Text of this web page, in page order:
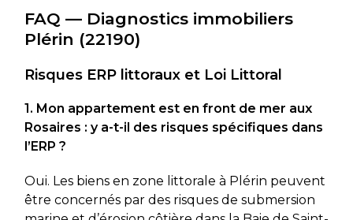
FAQ — Diagnostics immobiliers
Plérin (22190)
Risques ERP littoraux et Loi Littoral
1. Mon appartement est en front de mer aux
Rosaires : y a-t-il des risques spécifiques dans
l’ERP ?
Oui. Les biens en zone littorale à Plérin peuvent
être concernés par des risques de submersion